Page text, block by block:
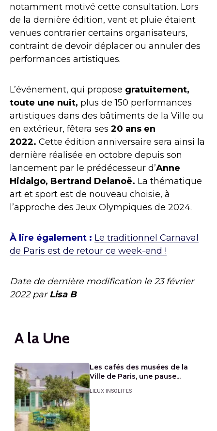
notamment motivé cette consultation. Lors
de la dernière édition, vent et pluie étaient
venues contrarier certains organisateurs,
contraint de devoir déplacer ou annuler des
performances artistiques.
L’événement, qui propose gratuitement,
toute une nuit, plus de 150 performances
artistiques dans des bâtiments de la Ville ou
en extérieur, fêtera ses 20 ans en
2022. Cette édition anniversaire sera ainsi la
dernière réalisée en octobre depuis son
lancement par le prédécesseur d’Anne
Hidalgo, Bertrand Delanoë. La thématique
art et sport est de nouveau choisie, à
l’approche des Jeux Olympiques de 2024.
À lire également : Le traditionnel Carnaval
de Paris est de retour ce week-end !
Date de dernière modification le23 février
2022parLisa B
A la Une
Les cafés des musées de la
Ville de Paris, une pause...
LIEUX INSOLITES